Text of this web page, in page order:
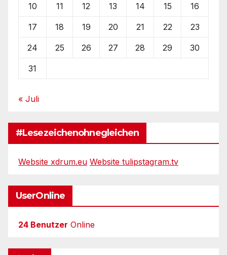
10 11 12 13 14 15 16
17 18 19 20 21 22 23
24 25 26 27 28 29 30
31
« Juli
#Lesezeichenohnegleichen
Website xdrum.eu Website tulipstagram.tv
UserOnline
24 Benutzer Online